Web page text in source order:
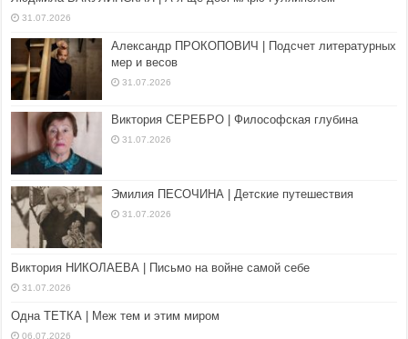
31.07.2026
Александр ПРОКОПОВИЧ | Подсчет литературных
мер и весов
31.07.2026
Виктория СЕРЕБРО | Философская глубина
31.07.2026
Эмилия ПЕСОЧИНА | Детские путешествия
31.07.2026
Виктория НИКОЛАЕВА | Письмо на войне самой себе
31.07.2026
Одна ТЕТКА | Меж тем и этим миром
06.07.2026